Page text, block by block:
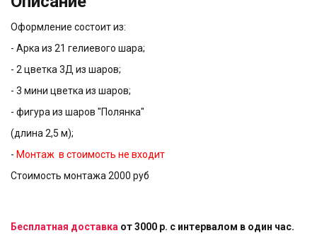
Оформление состоит из:
- Арка из 21 гелиевого шара;
- 2 цветка 3Д из шаров;
- 3 мини цветка из шаров;
- фигура из шаров "Полянка"
(длина 2,5 м);
- Монтаж в стоимость не входит
Стоимость монтажа 2000 руб
Бесплатная доставка от 3000 р. с интервалом в один час.